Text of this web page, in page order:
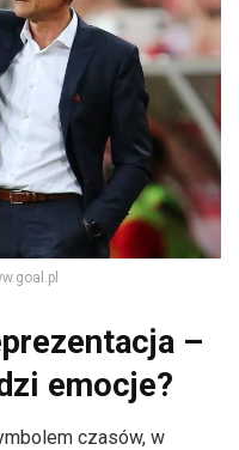
–
emocje?
czasów, w